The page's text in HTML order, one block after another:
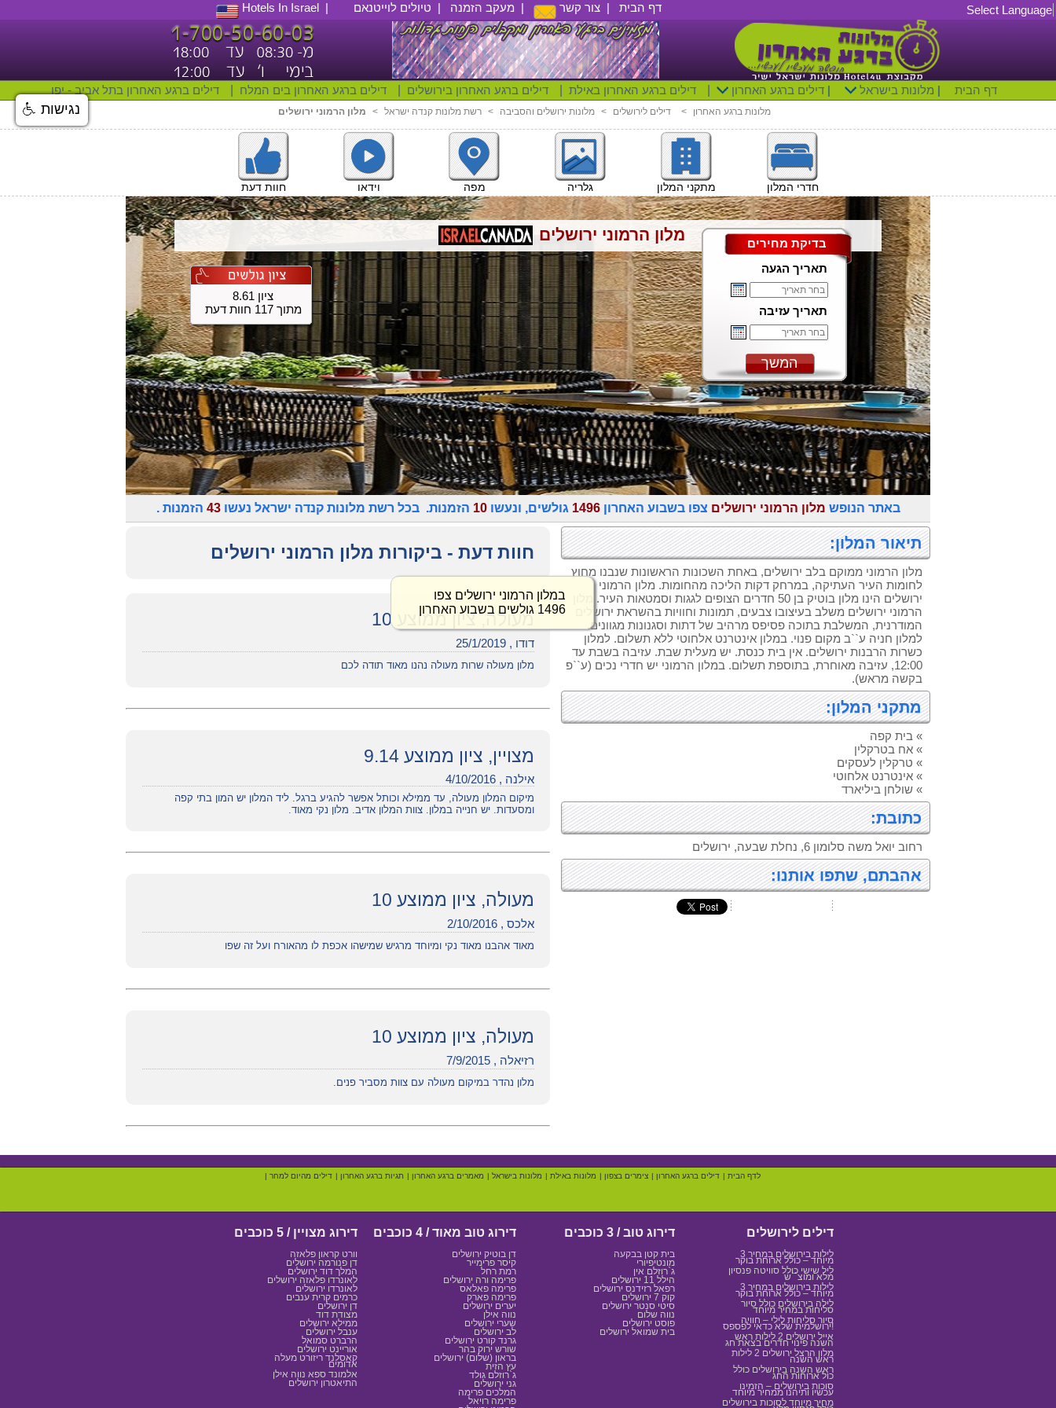
Hotels In Israel | טיולים לוייטנאם | מעקב הזמנה | צור קשר | דף הבית Select Language
דילים ברגע האחרון בתל אביב - יפו דילים ברגע האחרון בים המלח דילים ברגע האחרון בירושלים דילים ברגע האחרון באילת דילים ברגע האחרון | מלונות בישראל | דף הבית
מלון הרמוני ירושלים < רשת מלונות קנדה ישראל < מלונות ירושלים והסביבה < דילים לירושלים < מלונות ברגע האחרון
חוות דעת וידאו מפה גלריה מתקני המלון חדרי המלון
מלון הרמוני ירושלים
ציון 8.61
מתוך 117 חוות דעת
בדיקת מחירים
תאריך הגעה
תאריך עזיבה
המשך
באתר הנופש מלון הרמוני ירושלים צפו בשבוע האחרון1496 גולשים, ונעשו10 הזמנות. בכל רשת מלונות קנדה ישראל נעשו43 הזמנות .
חוות דעת - ביקורות מלון הרמוני ירושלים
מעולה, ציון ממוצע 10
דודו , 25/1/2019
מלון מעולה שרות מעולה נהנו מאוד תודה לכם
מצויין, ציון ממוצע 9.14
אילנה , 4/10/2016
מיקום המלון מעולה, עד ממילא וכותל אפשר להגיע ברגל. ליד המלון יש המון בתי קפה
ומסעדות. יש חנייה במלון. צוות המלון אדיב. מלון נקי מאוד.
מעולה, ציון ממוצע 10
אלכס , 2/10/2016
מאוד אהבנו מאוד נקי ומיוחד מרגיש שמישהו אכפת לו מהאורח ועל זה שפו
מעולה, ציון ממוצע 10
רזיאלה , 7/9/2015
מלון נהדר במיקום מעולה עם צוות מסביר פנים.
תיאור המלון:
מלון הרמוני ממוקם בלב ירושלים, באחת השכונות הראשונות שנבנו מחוץ
לחומות העיר העתיקה, במרחק דקות הליכה מהחומות. מלון הרמוני
ירושלים הינו מלון בוטיק בן 50 חדרים הצופים לגגות וסמטאות העיר. מלון
הרמוני ירושלים משלב בעיצובו צבעים, תמונות וחוויות בהשראת ירושלים
המודרנית, המשלבת בתוכה פסיפס מרהיב של דתות וסגנונות מגוונים.
למלון חניה ע``ב מקום פנוי. במלון אינטרנט אלחוטי ללא תשלום. למלון
כשרות הרבנות ירושלים. אין בית כנסת. יש מעלית שבת. עזיבה בשבת עד
12:00, עזיבה מאוחרת, בתוספת תשלום. במלון הרמוני יש חדרי נכים (ע``פ
בקשה מראש).
מתקני המלון:
» בית קפה
» אח בטרקלין
» טרקלין לעסקים
» אינטרנט אלחוטי
» שולחן ביליארד
כתובת:
רחוב יואל משה סלומון 6, נחלת שבעה, ירושלים
אהבתם, שתפו אותנו:
לדף הבית | דילים ברגע האחרון | צימרים בצפון | מלונות באילת | מלונות בישראל | מאמרים ברגע האחרון | תגיות ברגע האחרון | דילים מהיום למחר |
דילים לירושלים
3 לילות בירושלים במחיר
מיוחד – כולל ארוחת בוקר
ליל שישי כולל סוויטה פנסיון
מלא ומוצ``ש
3 לילות בירושלים במחיר
מיוחד – כולל ארוחת בוקר
לילה בירושלים כולל סיור
סליחות במחיר מיוחד
סיור סליחות לילי – חוויה
ירושלמית שלא כדאי לפספס!
אייל ירושלים 2 לילות ראש
השנה פינוי חדרים בצאת חג
מלון הרצל ירושלים 2 לילות
ראש השנה
ראש השנה בירושלים כולל
כול ארוחות החג
סוכות בירושלים – הזמינו
עכשיו ותיהנו ממחיר מיוחד
מחיר מיוחד לסוכות בירושלים
דירוג טוב / 3 כוכבים
בית קטן בבקעה
מונטיפיורי
ג`רוזלם אין
הילל 11 ירושלים
רפאל רזידנס ירושלים
קוק 7 ירושלים
סיטי סנטר ירושלים
נווה שלום
פוסט ירושלים
בית שמואל ירושלים
דירוג טוב מאוד / 4 כוכבים
דן בוטיק ירושלים
קיסר פרימייר
רמת רחל
פרימה ורה ירושלים
פרימה פאלאס
פרימה פארק
יערים ירושלים
נווה אילן
שערי ירושלים
לב ירושלים
גרנד קורט ירושלים
שורש ירוק בהר
בראון (שלום) ירושלים
עץ הזית
ג`רוזלם גולד
גני ירושלים
המלכים פרימה
פרימה רויאל
דירוג מצויין / 5 כוכבים
וורט קראון פלאזה
דן פנורמה ירושלים
המלך דוד ירושלים
לאונרדו פלאזה ירושלים
לאונרדו ירושלים
כרמים קרית ענבים
דן ירושלים
מצודת דוד
ממילא ירושלים
ענבל ירושלים
הרברט סמואל
אוריינט ירושלים
קאסלנד ריזורט מעלה
אדומים
אלמונד ספא נווה אילן
התיאטרון ירושלים
במלון הרמוני ירושלים צפו
1496 גולשים בשבוע האחרון
נגישות